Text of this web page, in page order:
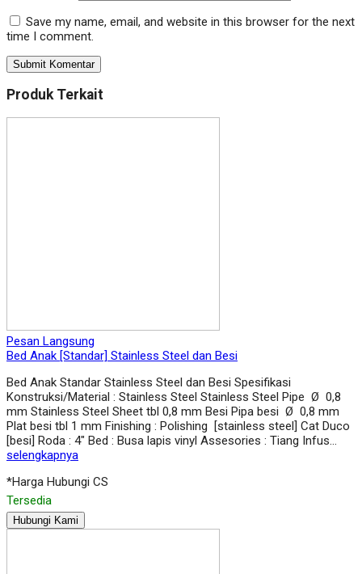
Save my name, email, and website in this browser for the next
time I comment.
Produk Terkait
Pesan Langsung
Bed Anak [Standar] Stainless Steel dan Besi
Bed Anak Standar Stainless Steel dan Besi Spesifikasi
Konstruksi/Material : Stainless Steel Stainless Steel Pipe Ø 0,8
mm Stainless Steel Sheet tbl 0,8 mm Besi Pipa besi Ø 0,8 mm
Plat besi tbl 1 mm Finishing : Polishing [stainless steel] Cat Duco
[besi] Roda : 4″ Bed : Busa lapis vinyl Assesories : Tiang Infus…
selengkapnya
*Harga Hubungi CS
Tersedia
Hubungi Kami